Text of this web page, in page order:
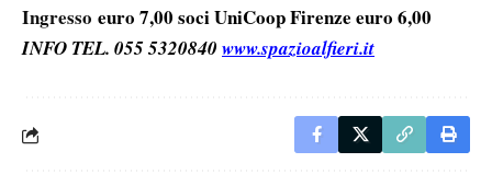
Ingresso euro 7,00 soci UniCoop Firenze euro 6,00
INFO TEL. 055 5320840 www.spazioalfieri.it